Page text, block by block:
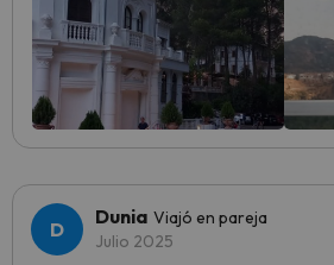
Dunia Viajó en pareja
Julio 2025